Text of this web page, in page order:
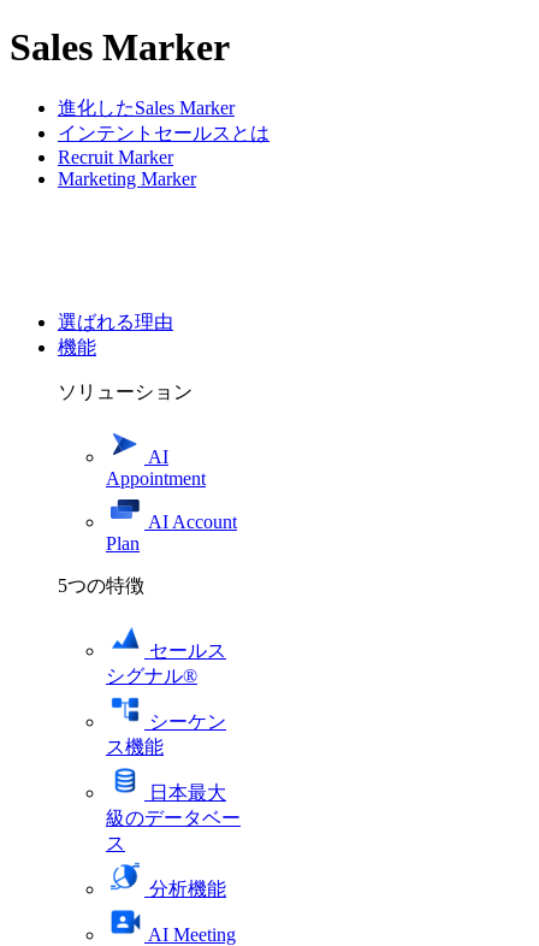
Sales Marker
進化したSales Marker
インテントセールスとは
Recruit Marker
Marketing Marker
選ばれる理由
機能
ソリューション
AI
Appointment
AI Account
Plan
5つの特徴
セールス
シグナル®
シーケン
ス機能
日本最大
級のデータベー
ス
分析機能
AI Meeting